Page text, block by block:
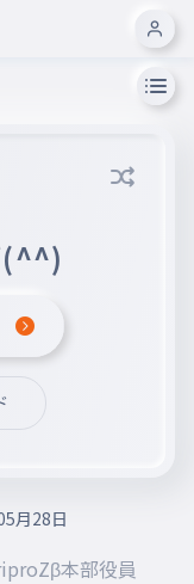
(^^)
本部役員
月28日